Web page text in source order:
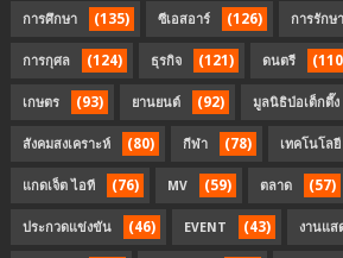
การศึกษา (135) ซีเอสอาร์ (126) การรักษ
การกุศล (124) ธุรกิจ (121) ดนตรี
เกษตร (93) ยานยนต์ (92) มูลนิธิป่อเต็กตึ๊ง
สังคมสงเคราะห์ (80) กีฬา (78) เทคโนโลยี
แกดเจ็ต ไอที (76) MV (59) ตลาด (57)
ประกวดแข่งขัน (46) EVENT (43) งานแส